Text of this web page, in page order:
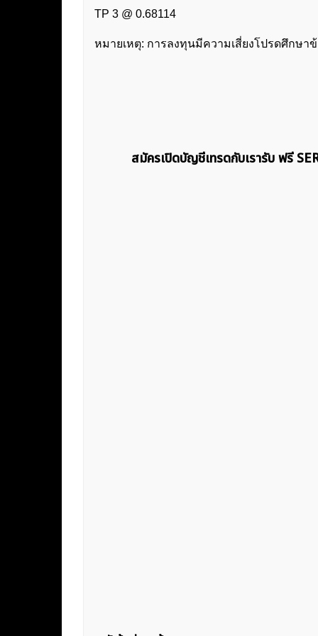
TP 3 @ 0.68114
หมายเหตุ: การลงทุนมีความเสี่ยงโปรดศึกษ
สมัครเปิดบัญชีเทรดกับเรารับ ฟรี